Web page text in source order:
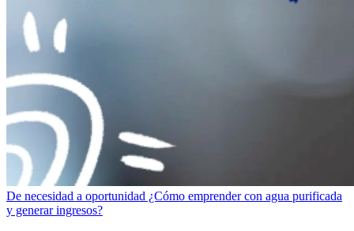
De necesidad a oportunidad ¿Cómo emprender con agua purificada
y generar ingresos?